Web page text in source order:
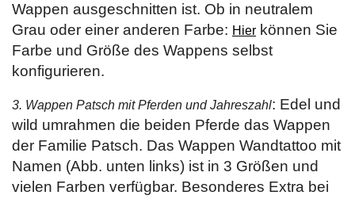
Wappen ausgeschnitten ist. Ob in neutralem
Grau oder einer anderen Farbe: Hier können Sie
Farbe und Größe des Wappens selbst
konfigurieren.
3. Wappen Patsch mit Pferden und Jahreszahl: Edel und
wild umrahmen die beiden Pferde das Wappen
der Familie Patsch. Das Wappen Wandtattoo mit
Namen (Abb. unten links) ist in 3 Größen und
vielen Farben verfügbar. Besonderes Extra bei